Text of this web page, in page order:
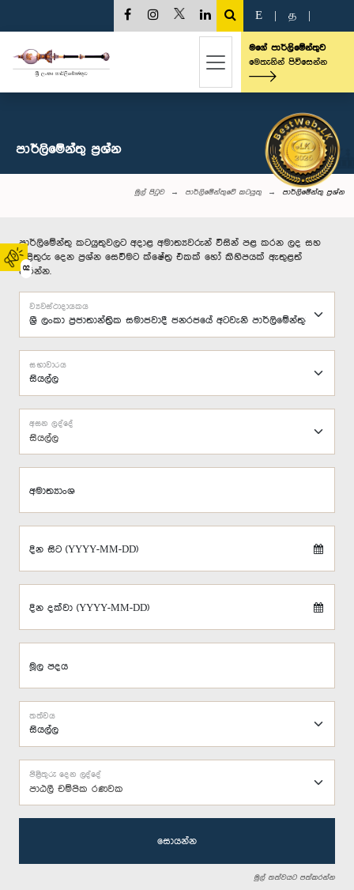
02
E த
මගේ පාර්ලිමේන්තුව
මෙතැනින් පිවිසෙන්න
පාර්ලි‌මේන්තු‌ ප්‍රශ්න
මුල් පිටුව පාර්ලිමේන්තුවේ කටයුතු පාර්ලි‌මේන්තු‌ ප්‍රශ්න
පාර්ලිමේන්තු කටයුතුවලට අදාළ අමාත්‍යවරුන් විසින් පළ කරන ලද සහ
පිළිතුරු දෙන ප්‍රශ්න සෙවීමට ක්ෂේත්‍ර එකක් හෝ කිහිපයක් ඇතුළත්
කරන්න.
ව්‍යවස්ථාදායකය
සභාවාරය
සියල්ල
අසන ලද්දේ
අමාත්‍යාංශ
දින සිට (YYYY-MM-DD)
දින දක්වා (YYYY-MM-DD)
මූල පදය
තත්වය
පාඨලී චම්පික රණවක
පිළිතුරු දෙන ලද්දේ
සොයන්න
මුල් තත්වයට පත්කරන්න